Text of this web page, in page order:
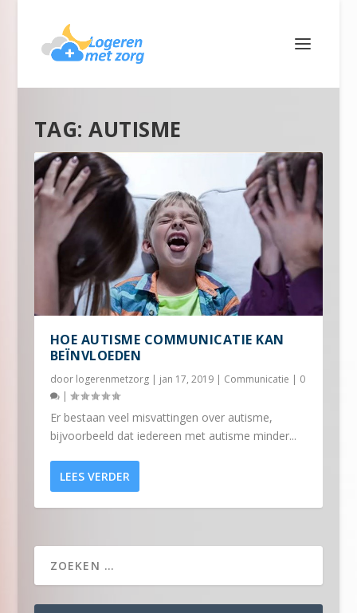
TAG:AUTISME
HOE AUTISME COMMUNICATIE KAN
BEÏNVLOEDEN
door logerenmetzorg| jan 17, 2019| Communicatie | 0
|
Er bestaan veel misvattingen over autisme,
bijvoorbeeld dat iedereen met autisme minder...
LEES VERDER